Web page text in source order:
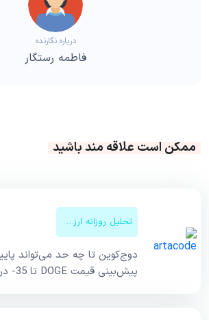
درباره نگارنده
فاطمه رستگار
ممکن است علاقه مند باشید
تحلیل روزانه ارزهای دیجیتال
دوج‌کوین تا چه حد می‌تواند
پیش‌بینی قیمت DOGE تا 35- درصد